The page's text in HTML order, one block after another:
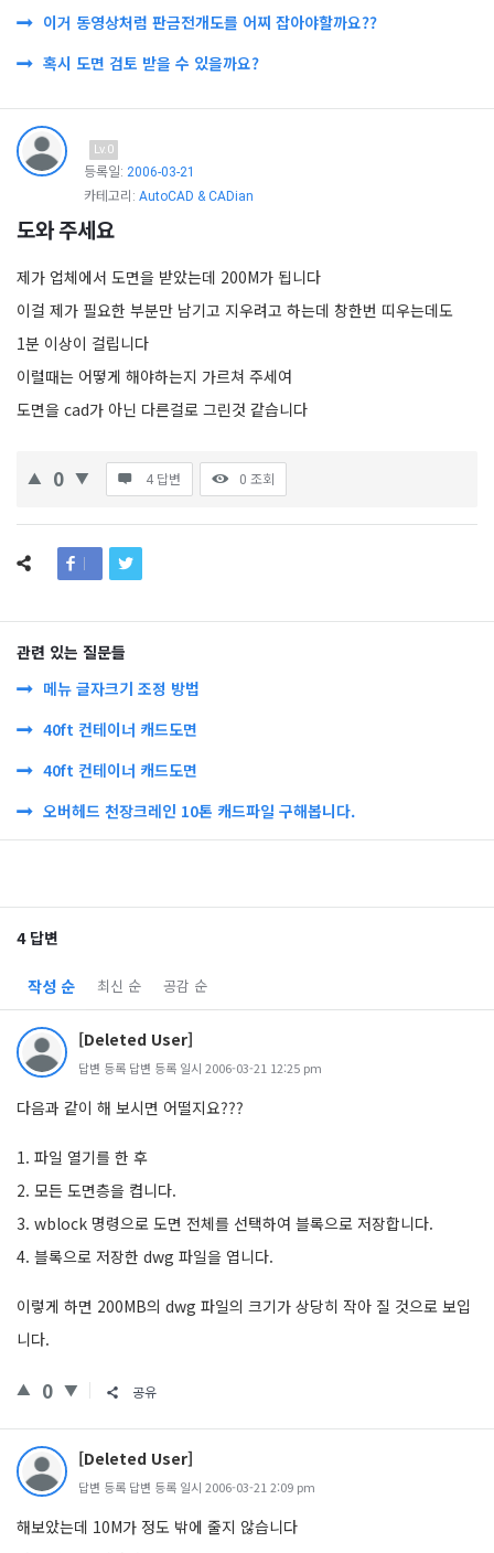
이거 동영상처럼 판금전개도를 어찌 잡아야할까요??
혹시 도면 검토 받을 수 있을까요?
Lv.0
등록일: 2006-03-21
카테고리: AutoCAD & CADian
도와 주세요
제가 업체에서 도면을 받았는데 200M가 됩니다
이걸 제가 필요한 부분만 남기고 지우려고 하는데 창한번 띠우는데도
1분 이상이 걸립니다
이럴때는 어떻게 해야하는지 가르쳐 주세여
도면을 cad가 아닌 다른걸로 그린것 같습니다
0 4 답변 0 조회
관련 있는 질문들
메뉴 글자크기 조정 방법
40ft 컨테이너 캐드도면
40ft 컨테이너 캐드도면
오버헤드 천장크레인 10톤 캐드파일 구해봅니다.
4 답변
작성 순 최신 순 공감 순
[Deleted User]
답변 등록 답변 등록 일시 2006-03-21 12:25 pm
다음과 같이 해 보시면 어떨지요???
1. 파일 열기를 한 후
2. 모든 도면층을 켭니다.
3. wblock 명령으로 도면 전체를 선택하여 블록으로 저장합니다.
4. 블록으로 저장한 dwg 파일을 엽니다.
이렇게 하면 200MB의 dwg 파일의 크기가 상당히 작아 질 것으로 보입
니다.
0 공유
[Deleted User]
답변 등록 답변 등록 일시 2006-03-21 2:09 pm
해보았는데 10M가 정도 밖에 줄지 않습니다